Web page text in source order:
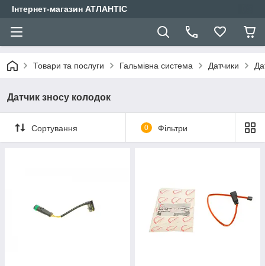
Інтернет-магазин АТЛАНТІС
Товари та послуги Гальмівна система Датчики
Датчик зносу колодок
Сортування 0 Фільтри